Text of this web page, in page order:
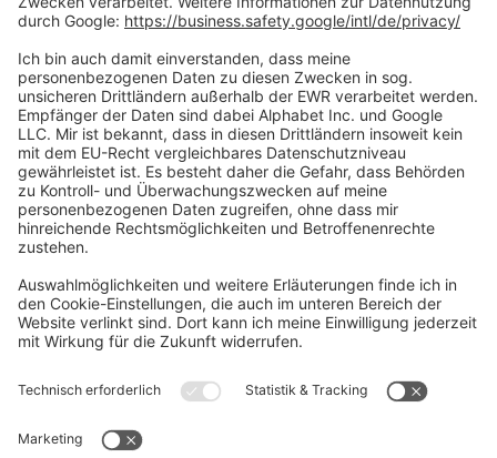
Social Media
Oft Gesucht
Rund um die Prüfung
Datenschutzerklärung
Widerrufsrecht
Versandinformationen